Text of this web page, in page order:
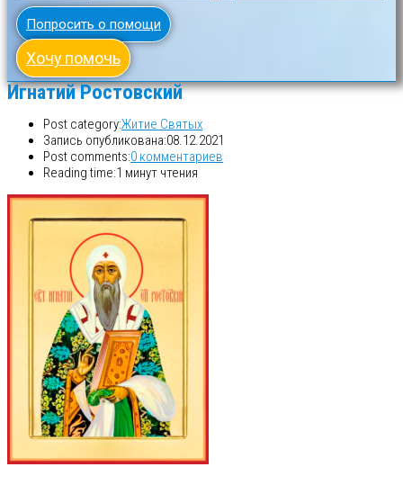
Попросить о помощи
Хочу помочь
Игнатий Ростовский
Post category:Житие Святых
Запись опубликована:08.12.2021
Post comments:0 комментариев
Reading time:1 минут чтения